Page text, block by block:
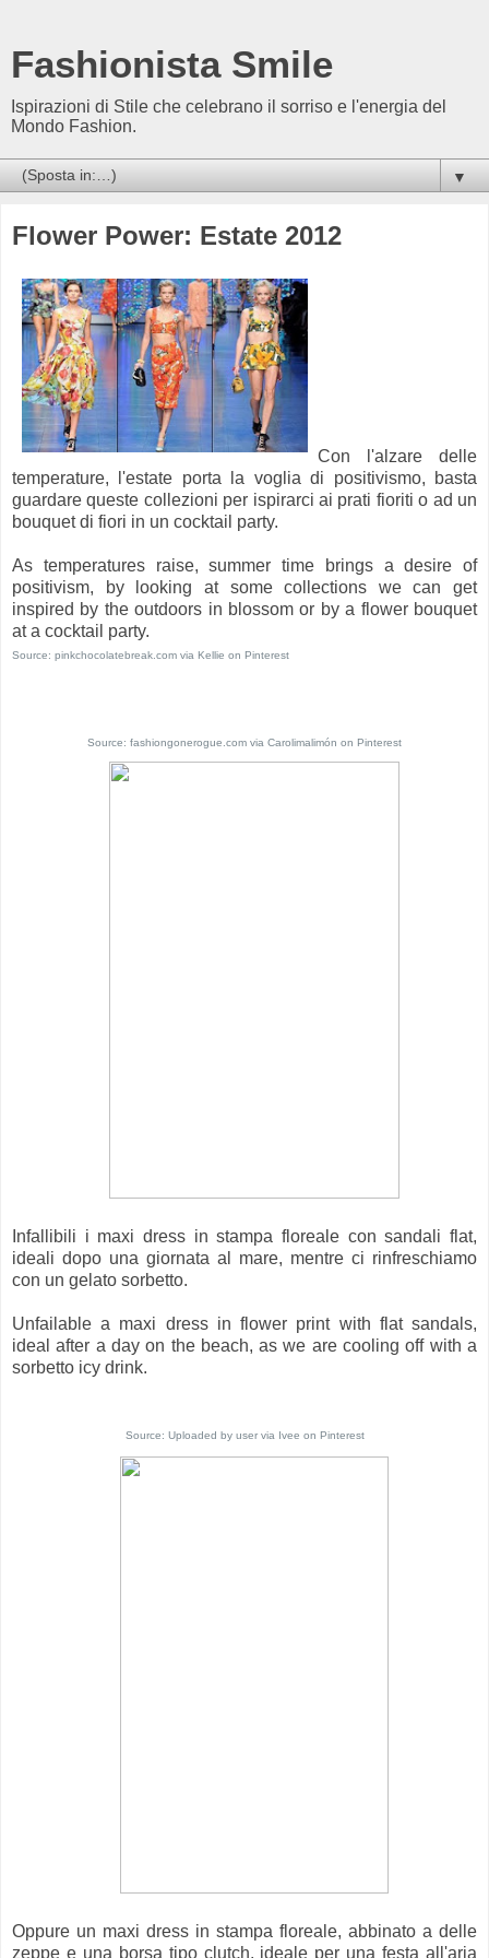
Fashionista Smile
Ispirazioni di Stile che celebrano il sorriso e l'energia del
Mondo Fashion.
▼
Flower Power: Estate 2012
Con l'alzare delle
temperature, l'estate porta la voglia di positivismo, basta
guardare queste collezioni per ispirarci ai prati fioriti o ad un
bouquet di fiori in un cocktail party.
As temperatures raise, summer time brings a desire of
positivism, by looking at some collections we can get
inspired by the outdoors in blossom or by a flower bouquet
at a cocktail party.
Source: pinkchocolatebreak.com via Kellie on Pinterest
Source: fashiongonerogue.com via Carolimalimón on Pinterest
Infallibili i maxi dress in stampa floreale con sandali flat,
ideali dopo una giornata al mare, mentre ci rinfreschiamo
con un gelato sorbetto.
Unfailable a maxi dress in flower print with flat sandals,
ideal after a day on the beach, as we are cooling off with a
sorbetto icy drink.
Source: Uploaded by uservia Ivee on Pinterest
Oppure un maxi dress in stampa floreale, abbinato a delle
zeppe e una borsa tipo clutch, ideale per una festa all'aria